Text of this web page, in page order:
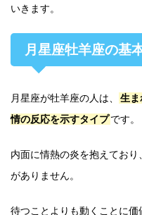
いきます。
月星座牡羊座の基
月星座が牡羊座の人は、
生ま
情の反応を示すタイプです。
内面に情熱の炎を抱えてお
がありません。
待つことよりも動くことに